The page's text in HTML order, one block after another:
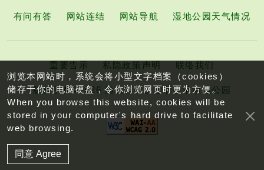
有问有答 网站连结 网站导航 湿地公园天气情况
重要告示 私隐政策声明 联络我们
版权所有©2026 渔农自然护理署香港湿地公园
浏览本网站时，系统会将小型文字档案（cookies）
储存于你的电脑硬盘，令你浏览网页时更为方便。
When you browse this website, cookies will be
stored in your computer's hard drive to facilitate
web browsing.
同意 Agree